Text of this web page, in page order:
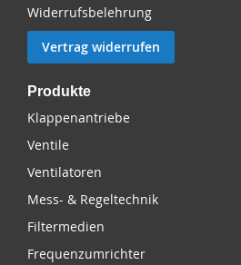
Widerrufsbelehrung
Vertrag widerrufen
Produkte
Klappenantriebe
Ventile
Ventilatoren
Mess- & Regeltechnik
Filtermedien
Frequenzumrichter